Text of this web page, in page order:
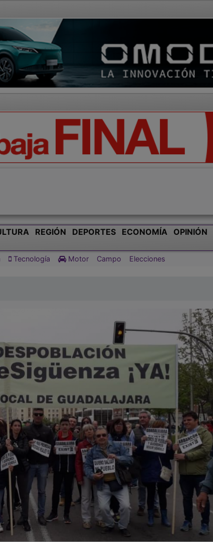
Tecnología Motor Campo Elecciones
se manifiestan en Madrid contra